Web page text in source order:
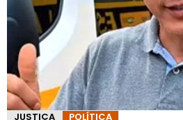
JUSTIÇA POLÍTICA